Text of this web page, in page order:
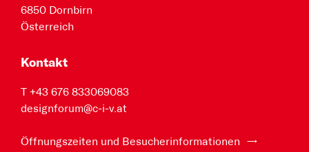
6850 Dornbirn
Österreich
Kontakt
T +43 676 833069083
designforum@c-i-v.at
Öffnungszeiten und Besucherinformationen